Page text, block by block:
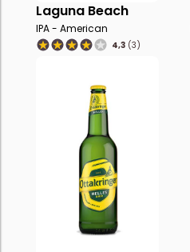
Laguna Beach
IPA - American
4,3 (3)